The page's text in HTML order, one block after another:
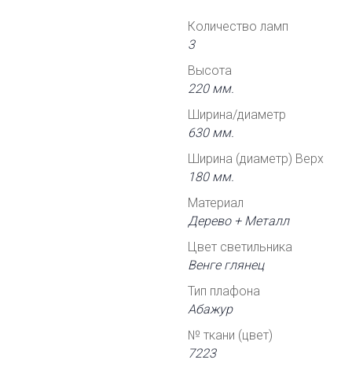
Количество ламп
3
Высота
220 мм.
Ширина/диаметр
630 мм.
Ширина (диаметр) Верх
180 мм.
Материал
Дерево + Металл
Цвет светильника
Венге глянец
Тип плафона
Абажур
№ ткани (цвет)
7223